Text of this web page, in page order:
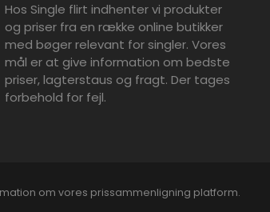
Hos Single flirt indhenter vi produkter
og priser fra en række online butikker
med bøger relevant for singler. Vores
mål er at give information om bedste
priser, lagterstaus og fragt. Der tages
forbehold for fejl.
om vores prissammenligning platform.